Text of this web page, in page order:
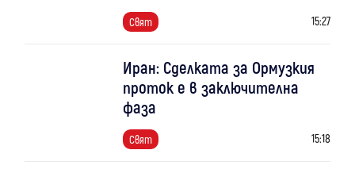
Свят 15:27
Иран: Сделката за Ормузкия
проток е в заключителна
фаза
Свят 15:18